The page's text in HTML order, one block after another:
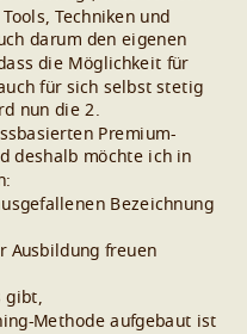
Techniken und
darum den eigenen
die Möglichkeit für
für sich selbst stetig
nun die 2.
Premium-
deshalb möchte ich in
Bezeichnung
Ausbildung freuen
gibt,
Methode aufgebaut ist